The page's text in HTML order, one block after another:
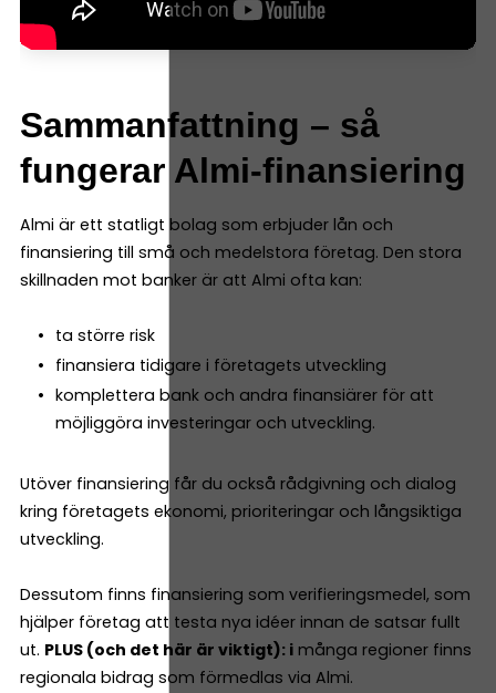
Sammanfattning – så
fungerar Almi-finansiering
Almi är ett statligt bolag som erbjuder lån och
finansiering till små och medelstora företag. Den stora
skillnaden mot banker är att Almi ofta kan:
ta större risk
finansiera tidigare i företagets utveckling
komplettera bank och andra finansiärer för att
möjliggöra investeringar och utveckling.
Utöver finansiering får du också rådgivning och dialog
kring företagets ekonomi, prioriteringar och långsiktiga
utveckling.
Dessutom finns finansiering som verifieringsmedel, som
hjälper företag att testa nya idéer innan de satsar fullt
ut. PLUS (och det här är viktigt): i många regioner finns
regionala bidrag som förmedlas via Almi.